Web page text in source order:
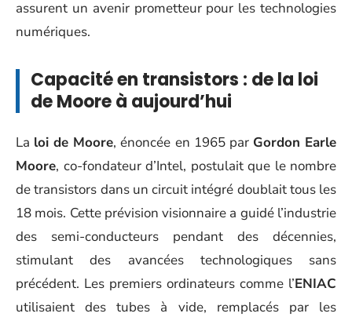
assurent un avenir prometteur pour les technologies
numériques.
Capacité en transistors : de la loi
de Moore à aujourd’hui
La loi de Moore, énoncée en 1965 par Gordon Earle
Moore, co-fondateur d’Intel, postulait que le nombre
de transistors dans un circuit intégré doublait tous les
18 mois. Cette prévision visionnaire a guidé l’industrie
des semi-conducteurs pendant des décennies,
stimulant des avancées technologiques sans
précédent. Les premiers ordinateurs comme l’ENIAC
utilisaient des tubes à vide, remplacés par les